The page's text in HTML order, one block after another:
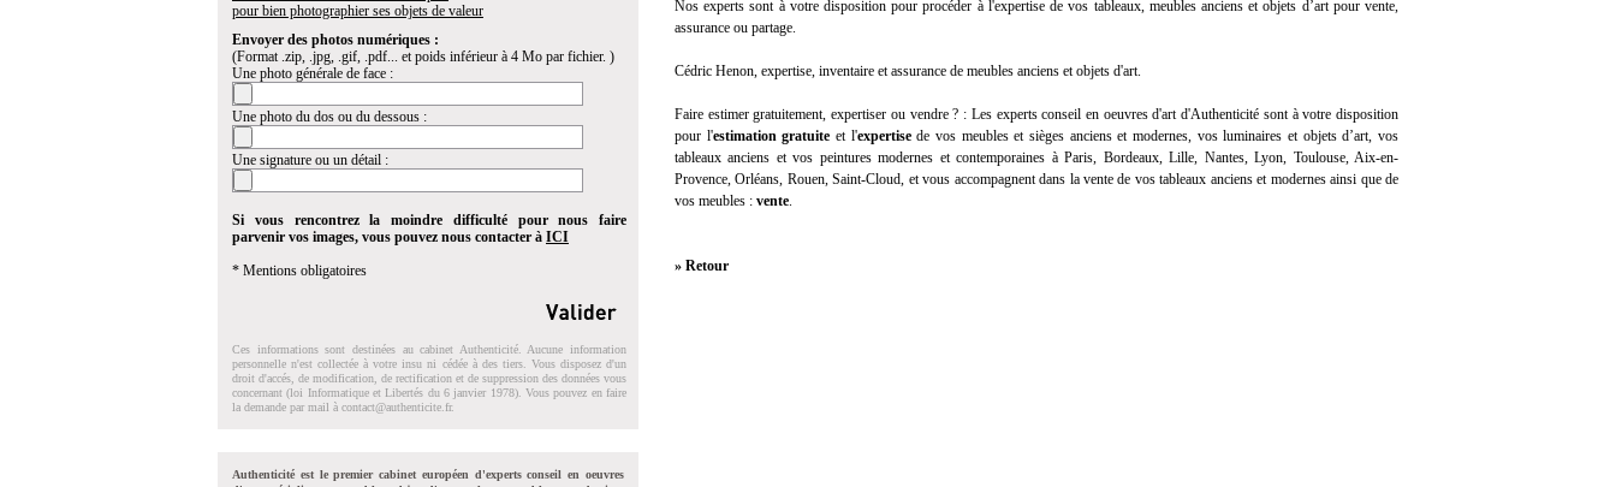
pour bien photographier ses objets de valeur
Envoyer des photos numériques :
(Format .zip, .jpg, .gif, .pdf... et poids inférieur à 4 Mo par fichier. )
Une photo générale de face :
Une photo du dos ou du dessous :
Une signature ou un détail :
Si vous rencontrez la moindre difficulté pour nous faire
parvenir vos images, vous pouvez nous contacter à ICI
* Mentions obligatoires
Ces informations sont destinées au cabinet Authenticité. Aucune information
personnelle n'est collectée à votre insu ni cédée à des tiers. Vous disposez d'un
droit d'accés, de modification, de rectification et de suppression des données vous
concernant (loi Informatique et Libertés du 6 janvier 1978). Vous pouvez en faire
la demande par mail à contact@authenticite.fr.
Authenticité est le premier cabinet européen d'experts conseil en oeuvres
Nos experts sont à votre disposition pour procéder à l'expertise de vos tableaux, meubles anciens et objets d’art pour vente,
assurance ou partage.
Cédric Henon, expertise, inventaire et assurance de meubles anciens et objets d'art.
Faire estimer gratuitement, expertiser ou vendre ? : Les experts conseil en oeuvres d'art d'Authenticité sont à votre disposition
pour l'estimation gratuiteet l'expertisede vos meubles et sièges anciens et modernes, vos luminaires et objets d’art, vos
tableaux anciens et vos peintures modernes et contemporaines à Paris, Bordeaux, Lille, Nantes, Lyon, Toulouse, Aix-en-
Provence, Orléans, Rouen, Saint-Cloud, et vous accompagnent dans la vente de vos tableaux anciens et modernes ainsi que de
vos meubles : vente.
» Retour